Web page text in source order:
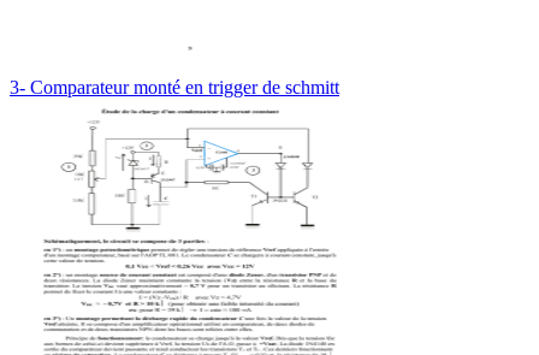
3- Comparateur monté en trigger de schmitt